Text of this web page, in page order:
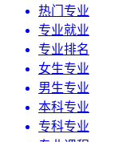
热门专业
专业就业
专业排名
女生专业
男生专业
本科专业
专科专业